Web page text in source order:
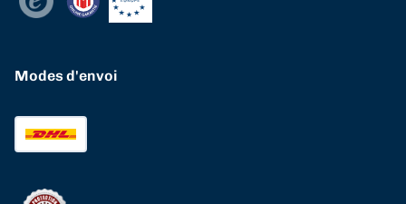
Modes d'envoi